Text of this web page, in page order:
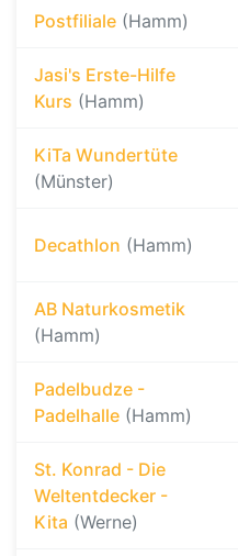
Postfiliale (Hamm)
Jasi's Erste-Hilfe
Kurs (Hamm)
KiTa Wundertüte
(Münster)
Decathlon (Hamm)
AB Naturkosmetik
(Hamm)
Padelbudze -
Padelhalle (Hamm)
St. Konrad - Die
Weltentdecker -
Kita (Werne)